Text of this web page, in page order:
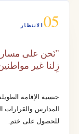
05 الانتظار
"نَحن على مسار
زِلنا غير
جنسية الإقامة
المدارس والقرارات
للحصول على ختم.